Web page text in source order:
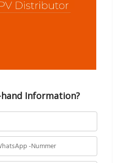
Information?